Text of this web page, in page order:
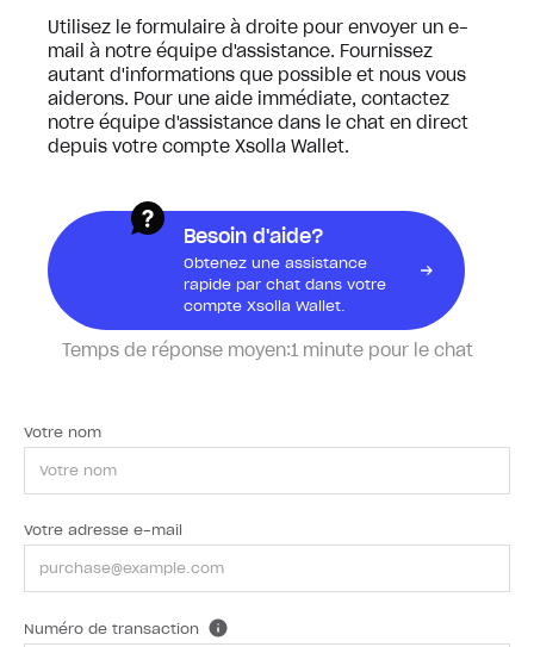
Utilisez le formulaire à droite pour envoyer un e-
mail à notre équipe d'assistance. Fournissez
autant d'informations que possible et nous vous
aiderons. Pour une aide immédiate, contactez
notre équipe d'assistance dans le chat en direct
depuis votre compte Xsolla Wallet.
Besoin d'aide?
Obtenez une assistance
rapide par chat dans votre
compte Xsolla Wallet.
Temps de réponse moyen:1 minute pour le chat
Votre nom
Votre adresse e-mail
Numéro de transaction